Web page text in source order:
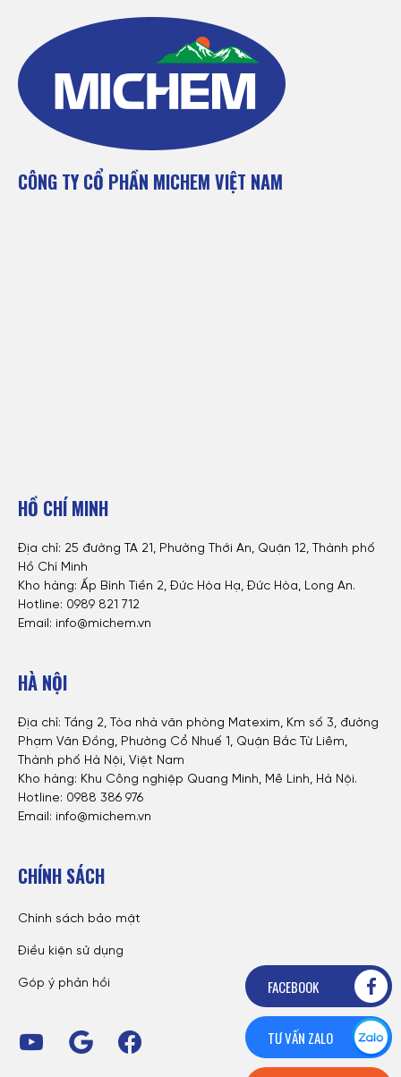
CÔNG TY CỔ PHẦN MICHEM VIỆT NAM
HỒ CHÍ MINH
Địa chỉ: 25 đường TA 21, Phường Thới An, Quận 12, Thành phố
Hồ Chí Minh
Kho hàng: Ấp Bình Tiền 2, Đức Hòa Hạ, Đức Hòa, Long An.
Hotline: 0989 821 712
Email: info@michem.vn
HÀ NỘI
Địa chỉ: Tầng 2, Tòa nhà văn phòng Matexim, Km số 3, đường
Phạm Văn Đồng, Phường Cổ Nhuế 1, Quận Bắc Từ Liêm,
Thành phố Hà Nội, Việt Nam
Kho hàng: Khu Công nghiệp Quang Minh, Mê Linh, Hà Nội.
Hotline: 0988 386 976
Email: info@michem.vn
CHÍNH SÁCH
Chính sách bảo mật
Điều kiện sử dụng
Góp ý phản hồi FACEBOOK
TƯ VẤN ZALO